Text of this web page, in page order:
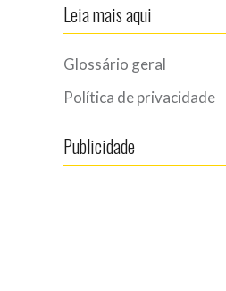
Leia mais aqui
Glossário geral
Política de privacidade
Publicidade